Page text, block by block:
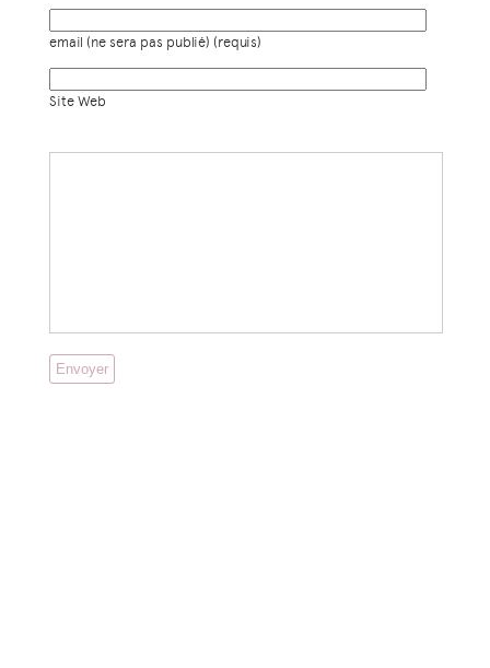
email (ne sera pas publié) (requis)
Site Web